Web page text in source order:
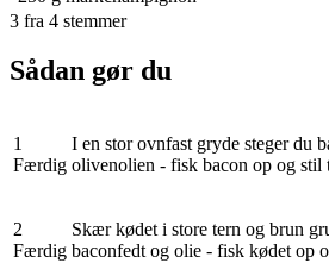
3 fra 4 stemmer
Sådan gør du
1
Færdig
I en stor ovnfast gryde steger du
olivenolien - fisk bacon op og stil
2
Færdig
Skær kødet i store tern og brun
baconfedt og olie - fisk kødet op